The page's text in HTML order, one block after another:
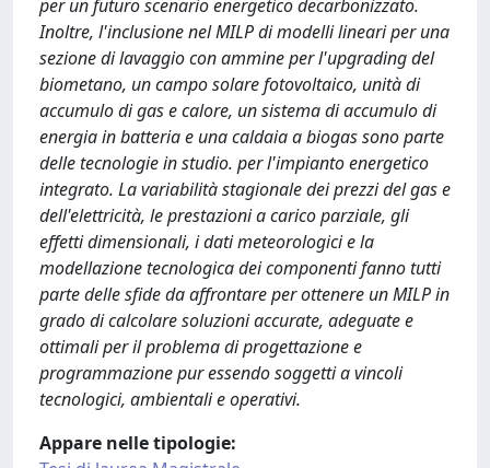
per un futuro scenario energetico decarbonizzato.
Inoltre, l'inclusione nel MILP di modelli lineari per una
sezione di lavaggio con ammine per l'upgrading del
biometano, un campo solare fotovoltaico, unità di
accumulo di gas e calore, un sistema di accumulo di
energia in batteria e una caldaia a biogas sono parte
delle tecnologie in studio. per l'impianto energetico
integrato. La variabilità stagionale dei prezzi del gas e
dell'elettricità, le prestazioni a carico parziale, gli
effetti dimensionali, i dati meteorologici e la
modellazione tecnologica dei componenti fanno tutti
parte delle sfide da affrontare per ottenere un MILP in
grado di calcolare soluzioni accurate, adeguate e
ottimali per il problema di progettazione e
programmazione pur essendo soggetti a vincoli
tecnologici, ambientali e operativi.
Appare nelle tipologie: